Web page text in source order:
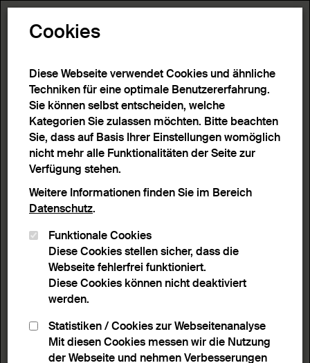
1 Ergebnis
Start>Detailsuche>Suchergebnisse
Filter
Entferne Filter
Person / Organisation : Qian Du
Sortieren nach
Anzahl Ergebnisse
Cookies
Diese Webseite verwendet Cookies und ähnliche
Techniken für eine optimale Benutzererfahrung.
Sie können selbst entscheiden, welche
Kategorien Sie zulassen möchten. Bitte beachten
Sie, dass auf Basis Ihrer Einstellungen womöglich
nicht mehr alle Funktionalitäten der Seite zur
Verfügung stehen.
Weitere Informationen finden Sie im Bereich
Datenschutz.
Funktionale Cookies
Diese Cookies stellen sicher, dass die
Webseite fehlerfrei funktioniert.
Diese Cookies können nicht deaktiviert
werden.
Statistiken / Cookies zur Webseitenanalyse
Mit diesen Cookies messen wir die Nutzung
der Webseite und nehmen Verbesserungen